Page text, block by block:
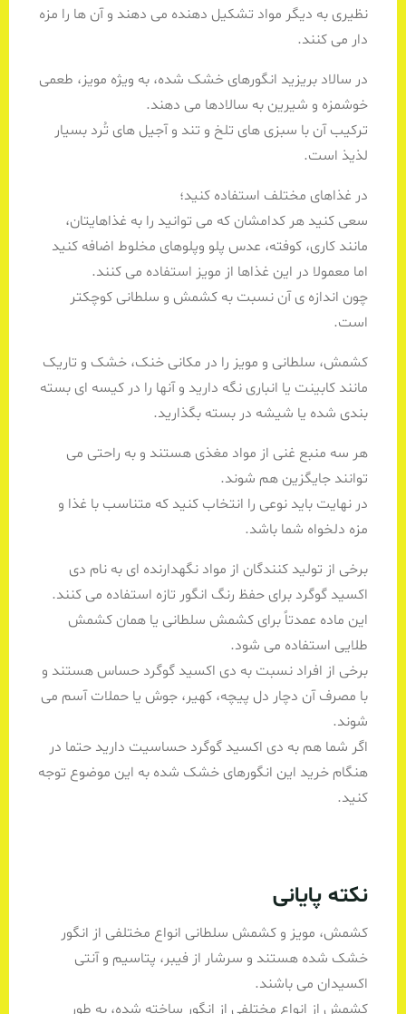
نظیری به دیگر مواد تشکیل دهنده می دهند و آن ها را مزه
دار می کنند.
در سالاد بریزید انگورهای خشک شده، به ویژه مویز، طعمی
خوشمزه و شیرین به سالادها می دهند.
ترکیب آن با سبزی های تلخ و تند و آجیل های تُرد بسیار
لذیذ است.
در غذاهای مختلف استفاده کنید؛
سعی کنید هر کدامشان که می توانید را به غذاهایتان،
مانند کاری، کوفته، عدس پلو وپلوهای مخلوط اضافه کنید
اما معمولا در این غذاها از مویز استفاده می کنند.
چون اندازه ی آن نسبت به کشمش و سلطانی کوچکتر
است.
کشمش، سلطانی و مویز را در مکانی خنک، خشک و تاریک
مانند کابینت یا انباری نگه دارید و آنها را در کیسه ای بسته
بندی شده یا شیشه در بسته بگذارید.
هر سه منبع غنی از مواد مغذی هستند و به راحتی می
توانند جایگزین هم شوند.
در نهایت باید نوعی را انتخاب کنید که متناسب با غذا و
مزه دلخواه شما باشد.
برخی از تولید کنندگان از مواد نگهدارنده ای به نام دی
اکسید گوگرد برای حفظ رنگ انگور تازه استفاده می کنند.
این ماده عمدتاً برای کشمش سلطانی یا همان کشمش
طلایی استفاده می شود.
برخی از افراد نسبت به دی اکسید گوگرد حساس هستند و
با مصرف آن دچار دل پیچه، کهیر، جوش یا حملات آسم می
شوند.
اگر شما هم به دی اکسید گوگرد حساسیت دارید حتما در
هنگام خرید این انگورهای خشک شده به این موضوع توجه
کنید.
نکته پایانی
کشمش، مویز و کشمش سلطانی انواع مختلفی از انگور
خشک شده هستند و سرشار از فیبر، پتاسیم و آنتی
اکسیدان می باشند.
کشمش از انواع مختلفی از انگور ساخته شده، به طور